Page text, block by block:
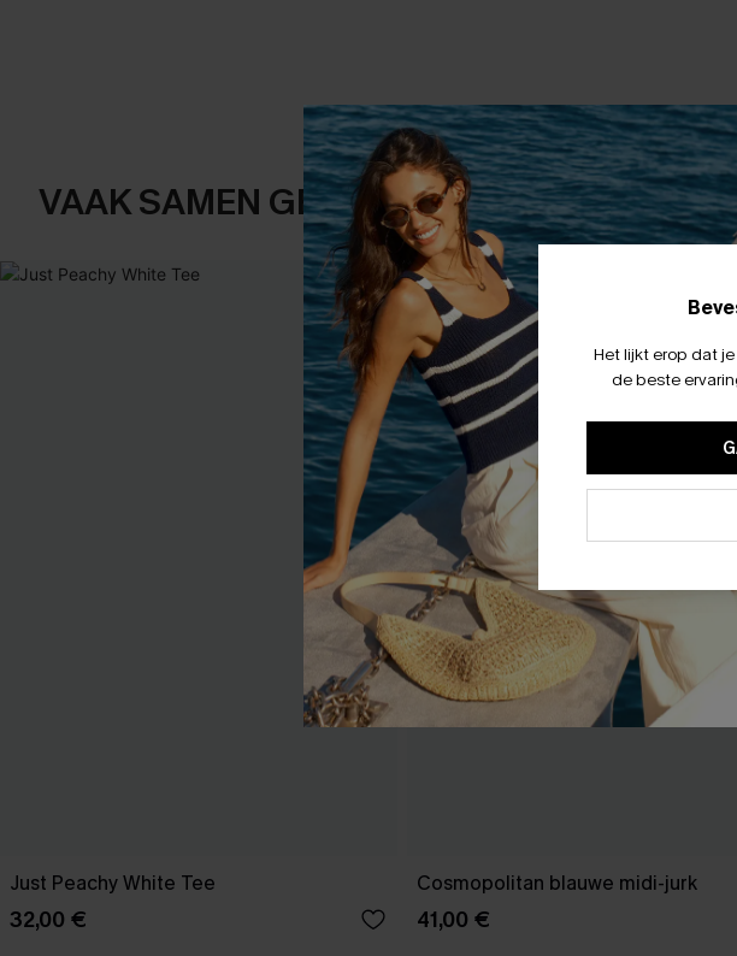
VAAK SAMEN GEKOCHT
Just Peachy White Tee
32,00 €
Cosmopolitan blauwe midi-jurk
41,00 €
Het lijkt erop dat je
de beste